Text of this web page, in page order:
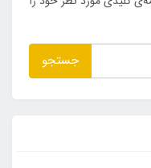
جستجو